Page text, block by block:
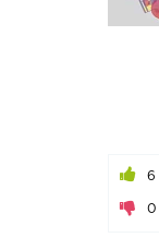
6
0